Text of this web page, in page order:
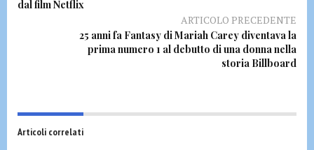
dal film Netflix
ARTICOLO PRECEDENTE
25 anni fa Fantasy di Mariah Carey diventava la
prima numero 1 al debutto di una donna nella
storia Billboard
Articoli correlati